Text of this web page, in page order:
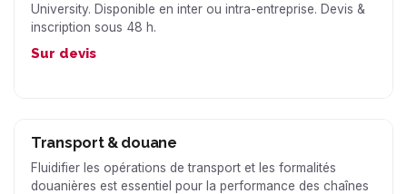
University. Disponible en inter ou intra-entreprise. Devis &
inscription sous 48 h.
Sur devis
Transport & douane
Fluidifier les opérations de transport et les formalités
douanières est essentiel pour la performance des chaînes